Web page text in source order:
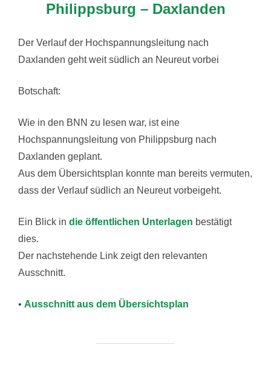
Philippsburg – Daxlanden
Der Verlauf der Hochspannungsleitung nach
Daxlanden geht weit südlich an Neureut vorbei
Botschaft:
Wie in den BNN zu lesen war, ist eine
Hochspannungsleitung von Philippsburg nach
Daxlanden geplant.
Aus dem Übersichtsplan konnte man bereits vermuten,
dass der Verlauf südlich an Neureut vorbeigeht.
Ein Blick in die öffentlichen Unterlagen bestätigt
dies.
Der nachstehende Link zeigt den relevanten
Ausschnitt.
• Ausschnitt aus dem Übersichtsplan